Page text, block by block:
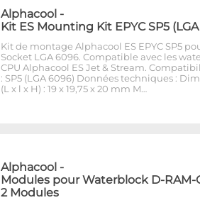
Alphacool -
Kit ES Mounting Kit EPYC SP5
Kit de montage Alphacool ES EPYC SP5
Socket LGA 6096. Compatible avec les
CPU Alphacool ES Jet & Stream.
: SP5 (LGA 6096) Données techniques :
(L x l x H) : 19 x 19,75 x 20 mm M…
Alphacool -
Modules pour Waterblock D-RAM-
2 Modules